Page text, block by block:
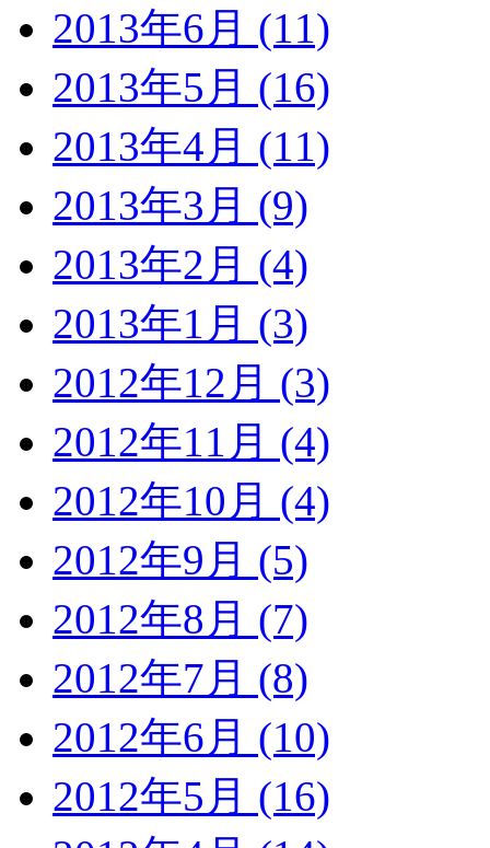
2013年6月 (11)
2013年5月 (16)
2013年4月 (11)
2013年3月 (9)
2013年2月 (4)
2013年1月 (3)
2012年12月 (3)
2012年11月 (4)
2012年10月 (4)
2012年9月 (5)
2012年8月 (7)
2012年7月 (8)
2012年6月 (10)
2012年5月 (16)